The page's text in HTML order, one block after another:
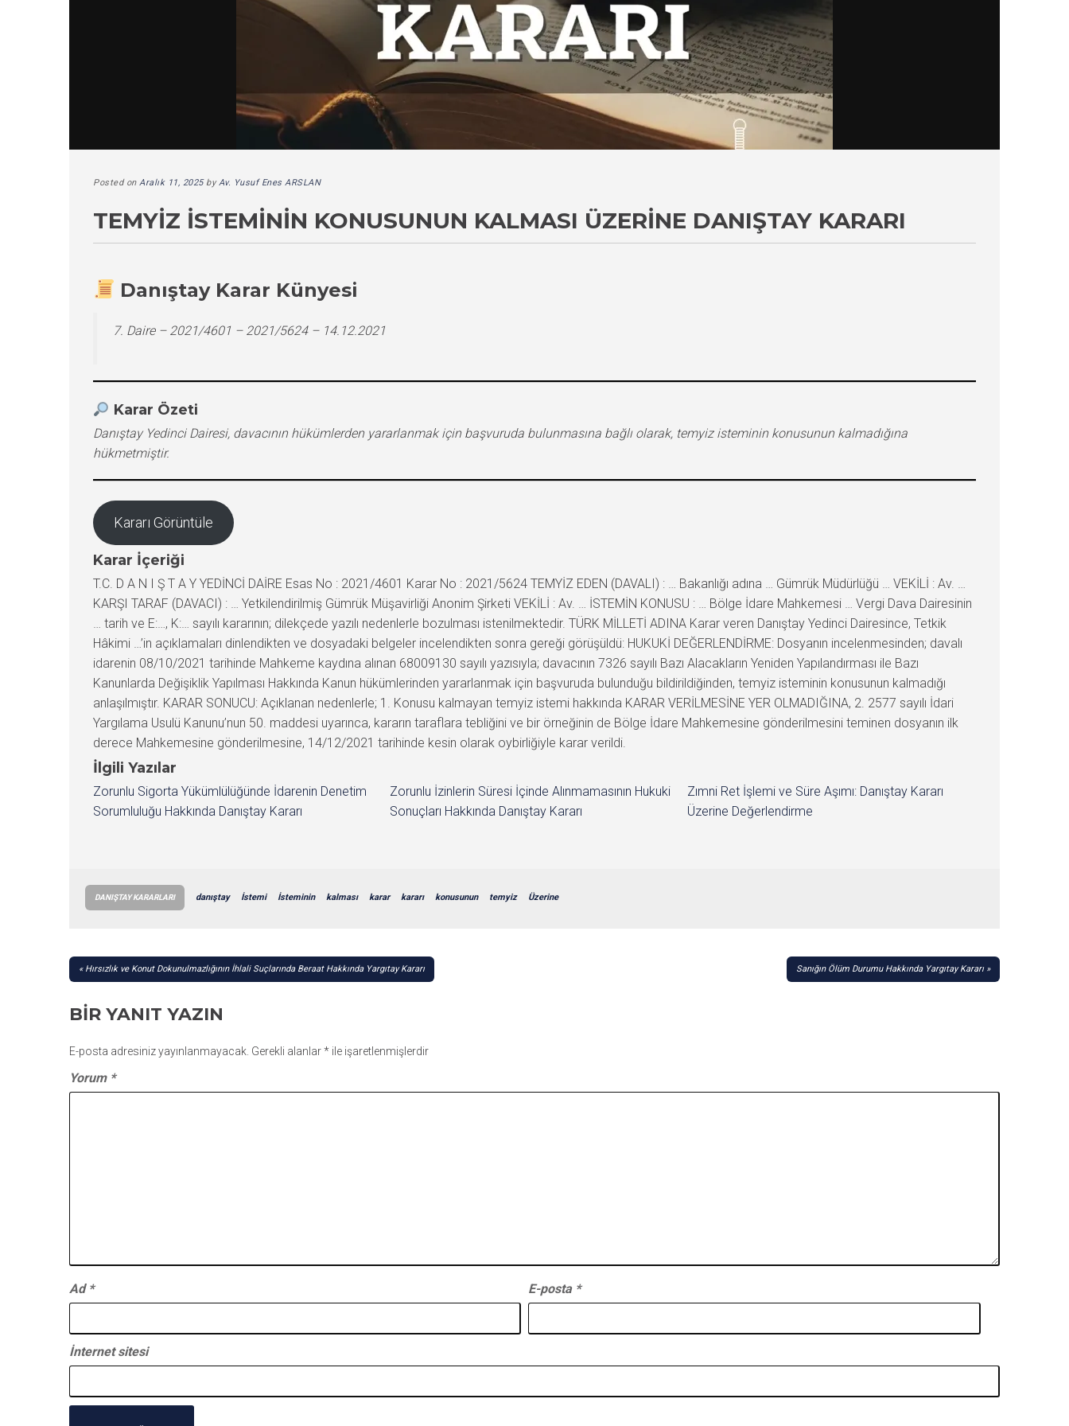
Posted on Aralık 11, 2025byAv. Yusuf Enes ARSLAN
TEMYIZ İSTEMININ KONUSUNUN KALMASI ÜZERINE DANIŞTAY KARARI
Danıştay Karar Künyesi
7. Daire – 2021/4601 – 2021/5624 – 14.12.2021
Karar Özeti
Danıştay Yedinci Dairesi, davacının hükümlerden yararlanmak için başvuruda bulunmasına bağlı olarak, temyiz isteminin konusunun kalmadığına
hükmetmiştir.
Kararı Görüntüle
Karar İçeriği
T.C. D A N I Ş T A Y YEDİNCİ DAİRE Esas No : 2021/4601 Karar No : 2021/5624 TEMYİZ EDEN (DAVALI) : … Bakanlığı adına … Gümrük Müdürlüğü … VEKİLİ : Av. …
KARŞI TARAF (DAVACI) : … Yetkilendirilmiş Gümrük Müşavirliği Anonim Şirketi VEKİLİ : Av. … İSTEMİN KONUSU : … Bölge İdare Mahkemesi … Vergi Dava Dairesinin
… tarih ve E:…, K:… sayılı kararının; dilekçede yazılı nedenlerle bozulması istenilmektedir. TÜRK MİLLETİ ADINA Karar veren Danıştay Yedinci Dairesince, Tetkik
Hâkimi …’in açıklamaları dinlendikten ve dosyadaki belgeler incelendikten sonra gereği görüşüldü: HUKUKİ DEĞERLENDİRME: Dosyanın incelenmesinden; davalı
idarenin 08/10/2021 tarihinde Mahkeme kaydına alınan 68009130 sayılı yazısıyla; davacının 7326 sayılı Bazı Alacakların Yeniden Yapılandırması ile Bazı
Kanunlarda Değişiklik Yapılması Hakkında Kanun hükümlerinden yararlanmak için başvuruda bulunduğu bildirildiğinden, temyiz isteminin konusunun kalmadığı
anlaşılmıştır. KARAR SONUCU: Açıklanan nedenlerle; 1. Konusu kalmayan temyiz istemi hakkında KARAR VERİLMESİNE YER OLMADIĞINA, 2. 2577 sayılı İdari
Yargılama Usulü Kanunu’nun 50. maddesi uyarınca, kararın taraflara tebliğini ve bir örneğinin de Bölge İdare Mahkemesine gönderilmesini teminen dosyanın ilk
derece Mahkemesine gönderilmesine, 14/12/2021 tarihinde kesin olarak oybirliğiyle karar verildi.
İlgili Yazılar
Zorunlu Sigorta Yükümlülüğünde İdarenin Denetim
Sorumluluğu Hakkında Danıştay Kararı
Zorunlu İzinlerin Süresi İçinde Alınmamasının Hukuki
Sonuçları Hakkında Danıştay Kararı
Zımni Ret İşlemi ve Süre Aşımı: Danıştay Kararı
Üzerine Değerlendirme
DANIŞTAY KARARLARI danıştay İstemi İsteminin kalması karar kararı konusunun temyiz Üzerine
YAZI
Hırsızlık ve Konut Dokunulmazlığının İhlali Suçlarında Beraat Hakkında Yargıtay Kararı Sanığın Ölüm Durumu Hakkında Yargıtay Kararı
BIR YANIT YAZIN
E-posta adresiniz yayınlanmayacak. Gerekli alanlar* ile işaretlenmişlerdir
Yorum *
Ad * E-posta *
İnternet sitesi